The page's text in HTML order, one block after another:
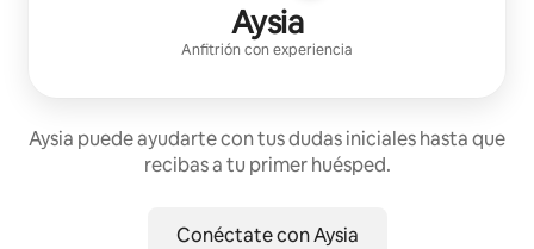
Aysia
Anfitrión con experiencia
Aysia puede ayudarte con tus dudas iniciales hasta que
recibas a tu primer huésped.
Conéctate con Aysia